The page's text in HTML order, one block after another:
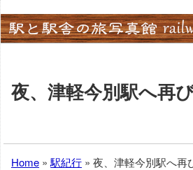
Skip
to
content
夜、津軽今別駅へ再
Home » 駅紀行 » 夜、津軽今別駅へ